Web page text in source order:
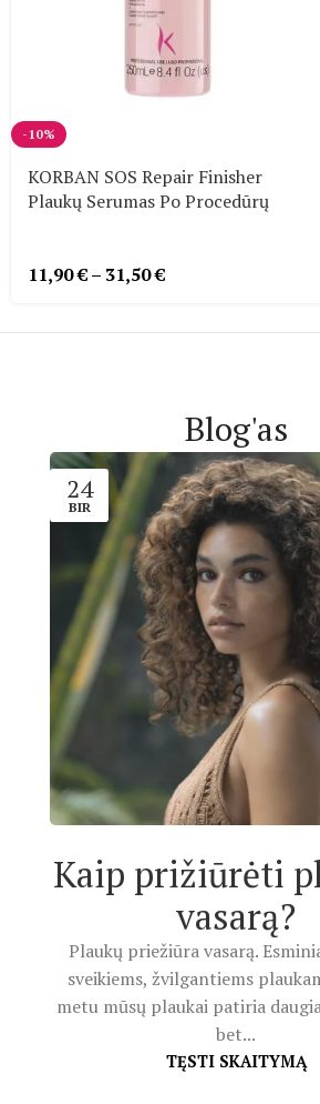
-10%
KORBAN SOS Repair Finisher
Plaukų Serumas Po Procedūrų
11,90€– 31,50€
Blog'as
24
BIR
Kaip prižiūrėti
vasarą?
Plaukų priežiūra vasarą.
sveikiems, žvilgantiems
metu mūsų plaukai patiria
bet...
TĘSTI SKAITYMĄ